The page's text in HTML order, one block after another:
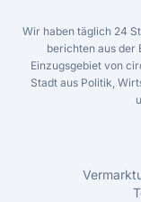
Wir haben täglich 24
berichten aus der
Einzugsgebiet von
Stadt aus Politik,